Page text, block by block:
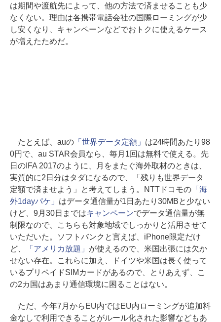
は期間や渡航先によって、他の方法で済ませることも少
なくない。理由は各携帯電話会社の国際ローミングが少
し安くなり、キャンペーンなどでおトクに使えるケース
が増えたためだ。
たとえば、auの「世界データ定額」 は24時間あたり98
0円で、au STAR会員なら、毎月1回は無料で使える。先
日のIFA 2017のように、月をまたぐ海外取材のときは、
実質的に2日分はタダになるので、「残りも世界データ
定額で済ませよう」と考えてしまう。NTTドコモの「海
外1dayパケ」 はデータ通信量が1日あたり30MBと少ない
けど、9月30日まではキャンペーンでデータ通信量が無
制限なので、こちらも対象地域でしっかりと活用させて
いただいた。ソフトバンクと言えば、iPhone限定だけ
ど、
「アメリカ放題」 が使えるので、米国出張には欠か
せない存在。これらに加え、ドイツや米国は長く使って
いるプリペイドSIMカードがあるので、とりあえず、こ
の2カ国はあまり通信環境に困ることはない。
ただ、今年7月からEU内ではEU内ローミングが追加料
金なしで利用できることがルール化された影響などもあ